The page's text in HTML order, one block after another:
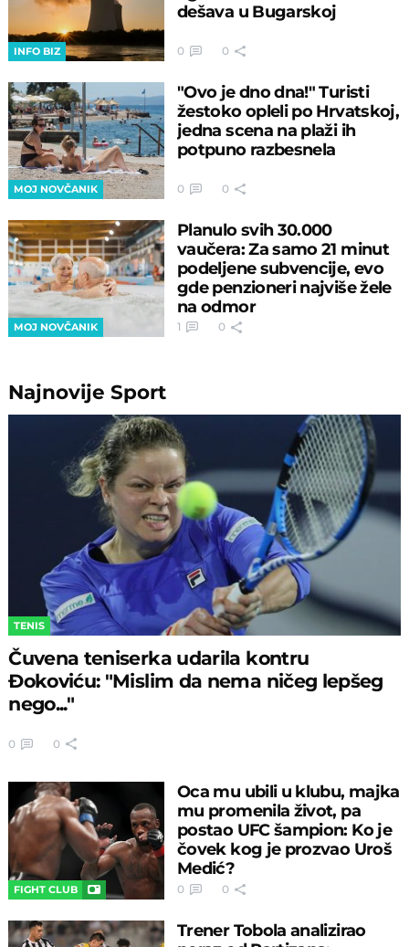
INFO BIZ
dešava u Bugarskoj
0 0
MOJ NOVČANIK
"Ovo je dno dna!" Turisti
žestoko opleli po Hrvatskoj,
jedna scena na plaži ih
potpuno razbesnela
0 0
MOJ NOVČANIK
Planulo svih 30.000
vaučera: Za samo 21 minut
podeljene subvencije, evo
gde penzioneri najviše žele
na odmor
1 0
NajnovijeSport
TENIS
Čuvena teniserka udarila kontru
Đokoviću: "Mislim da nema ničeg lepšeg
nego..."
0 0
FIGHT CLUB
Oca mu ubili u klubu, majka
mu promenila život, pa
postao UFC šampion: Ko je
čovek kog je prozvao Uroš
Medić?
0 0
Trener Tobola analizirao